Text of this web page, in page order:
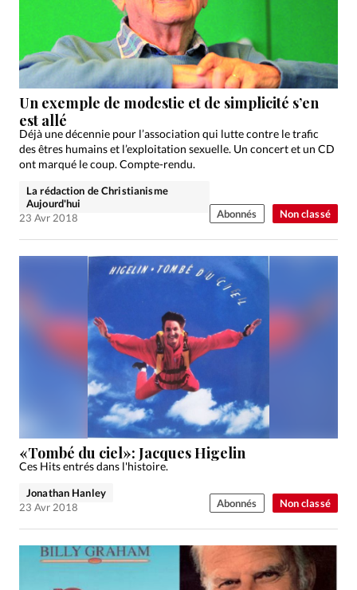
Non classé
Un exemple de modestie et de simplicité s’en
est allé
Déjà une décennie pour l’association qui lutte contre le trafic
des êtres humains et l’exploitation sexuelle. Un concert et un CD
ont marqué le coup. Compte-rendu.
La rédaction de Christianisme
Aujourd'hui
23 Avr 2018
Abonnés
Non classé
«Tombé du ciel»: Jacques Higelin
Ces Hits entrés dans l'histoire.
Jonathan Hanley
23 Avr 2018
Abonnés